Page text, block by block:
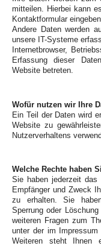
mitteilen. Hierbei kann
Kontaktformular
Andere Daten werden
unsere IT-Systeme
Internetbrowser,
Erfassung dieser
Website betreten.
Wofür nutzen wir Ihre
Ein Teil der Daten wird
Website zu
Nutzerverhaltens
Welche Rechte haben
Sie haben jederzeit das
Empfänger und Zweck
zu erhalten. Sie
Sperrung oder
weiteren Fragen zum
unter der im Impressum
Weiteren steht Ihnen